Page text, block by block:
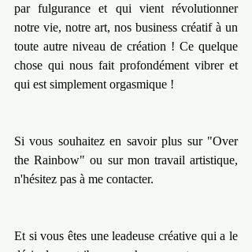
par fulgurance et qui vient révolutionner
notre vie, notre art, nos business créatif à un
toute autre niveau de création ! Ce quelque
chose qui nous fait profondément vibrer et
qui est simplement orgasmique !
Si vous souhaitez en savoir plus sur "Over
the Rainbow" ou sur mon travail artistique,
n'hésitez pas à me contacter.
Et si vous êtes une leadeuse créative qui a le